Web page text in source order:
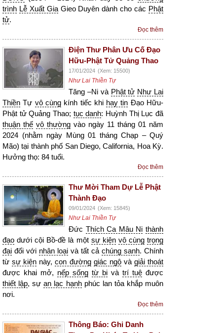
trình Lễ Xuất GiaGieo Duyên dành cho các Phật
tử.
Đọc thêm
Điện Thư Phân Ưu Cố Đạo
Hữu-Phật Tử Quảng Thao
17/01/2024 (Xem: 15500)
Như Lai Thiền Tự
Tăng –Ni và Phật tử Như Lai
Thiền Tự vô cùngkính tiếc khi hay tin Đạo Hữu-
Phật tử Quảng Thao; tục danh: Huỳnh Thị Lục đã
thuận thế vô thường vào ngày 11 tháng 01 năm
2024 (nhằm ngày Mùng 01 tháng Chạp – Quý
Mão) tại thành phố San Diego, California, Hoa Kỳ.
Hưởng thọ: 84 tuổi.
Đọc thêm
Thư Mời Tham Dự Lễ Phật
Thành Đạo
09/01/2024 (Xem: 15845)
Như Lai Thiền Tự
Đức Thích Ca Mâu Ni thành
đạo dưới cội Bồ-đề là một sự kiện vô cùng trọng
đại đối với nhân loại và tất cả chúng sanh. Chính
từsự kiện này,con đường giác ngộvà giải thoát
được khai mở, nếp sống từ bi và trí tuệ được
thiết lập, sựan lạc hạnhphúc lan tỏa khắp muôn
nơi.
Đọc thêm
Thông Báo: Ghi Danh